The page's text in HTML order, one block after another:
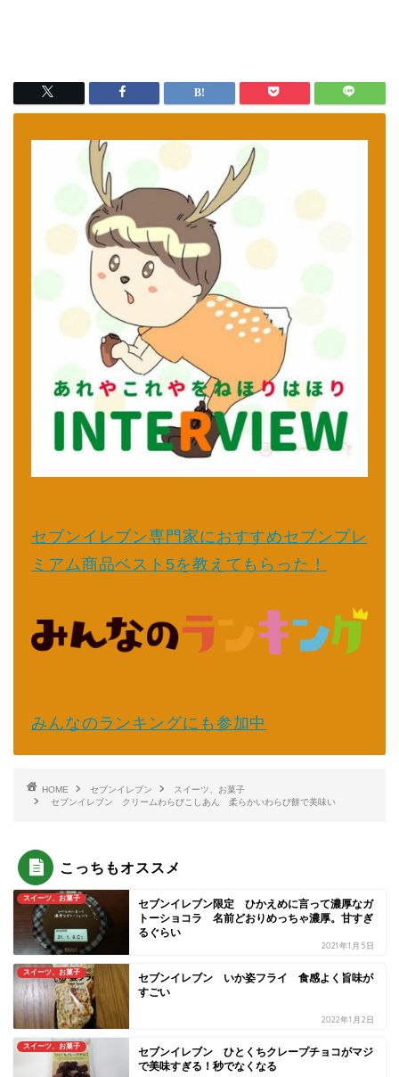
セブンイレブン専門家におすすめセブンプレ
ミアム商品ベスト5を教えてもらった！
みんなのランキングにも参加中
HOME セブンイレブン
スイーツ、お菓子
セブンイレブン クリームわらびこしあん 柔らかいわらび餅で美味い
こっちもオススメ
スイーツ、お菓子
セブンイレブン限定 ひかえめに言って濃厚なガ
トーショコラ 名前どおりめっちゃ濃厚。甘すぎ
るぐらい
2021年1月5日
スイーツ、お菓子
セブンイレブン いか姿フライ 食感よく旨味が
すごい
2022年1月2日
スイーツ、お菓子
セブンイレブン ひとくちクレープチョコがマジ
で美味すぎる！秒でなくなる